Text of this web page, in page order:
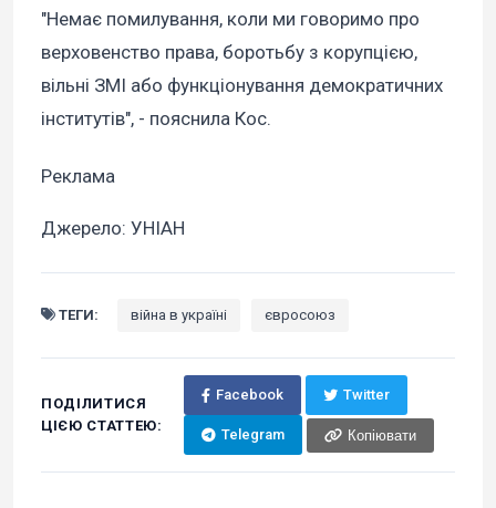
"Немає помилування, коли ми говоримо про
верховенство права, боротьбу з корупцією,
вільні ЗМІ або функціонування демократичних
інститутів", - пояснила Кос.
Реклама
Джерело: УНІАН
ТЕГИ: війна в україні євросоюз
ПОДІЛИТИСЯ
ЦІЄЮ СТАТТЕЮ:
Facebook Twitter
Telegram Копіювати